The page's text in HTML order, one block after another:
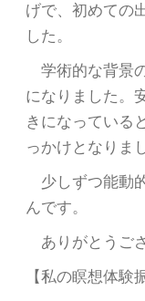
げで、初めての
した。
学術的な背景
になりました。
きになっている
っかけとなりま
少しずつ能動
んです。
ありがとうご
【私の瞑想体験